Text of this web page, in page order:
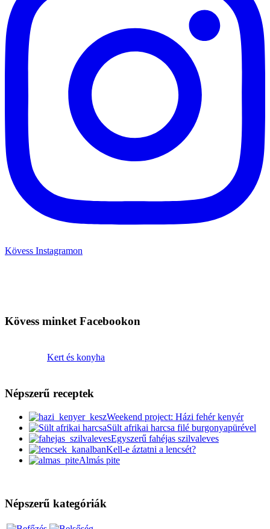
Kövess Instagramon
Kövess minket Facebookon
Kert és konyha
Népszerű receptek
Weekend project: Házi fehér kenyér
Sült afrikai harcsa filé burgonyapürével
Egyszerű fahéjas szilvaleves
Kell-e áztatni a lencsét?
Almás pite
Népszerű kategóriák